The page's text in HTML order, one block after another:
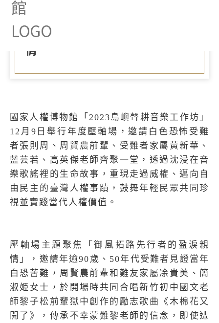
坊」政治受難者前輩傳唱生
命之歌 思親歌謠滿載盈淚親
情
國家人權博物館「 2023島嶼聲耕音樂工作坊」
12 月 9 日舉行年度壓軸場，邀請白色恐怖受難
者張則周、周賢農前輩、受難者家屬黃新華、
藍芸若、高英傑老師齊聚一堂，透過沈浸在音
樂歌謠裡的生命故事，重現走過威權、邁向自
由民主的臺灣人權事蹟，鼓舞年輕民眾共同珍
視並實踐當代人權價值。
壓軸場主題聚焦「御風拓路先行者的盈淚親
情」，邀請年逾90 歳、 50年代受難者見證當年
白恐苦難，周賢農前輩和難友家屬凃貴美、簡
淑姫女士，於開場時共同合唱新竹初中國文老
師黎子松前輩獄中創作的勵志歌曲《木棉花又
開了》，傳承不幸蒙難黎老師的信念，即使遭